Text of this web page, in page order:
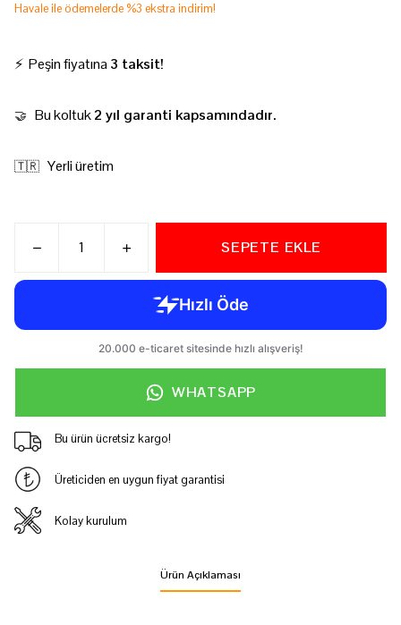
Havale ile ödemelerde %3 ekstra indirim!
⚡ Peşin fiyatına 3 taksit!
🤝 Bu koltuk2 yıl garanti kapsamındadır.
🇹🇷 Yerli üretim
SEPETE EKLE
WHATSAPP
Bu ürün ücretsiz kargo!
Üreticiden en uygun fiyat garantisi
Kolay kurulum
Ürün Açıklaması